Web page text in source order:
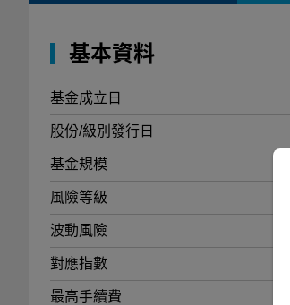
基本資料
基金成立日
股份/級別發行日
基金規模
風險等級
波動風險
對應指數
最高手續費